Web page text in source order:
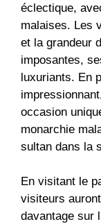
éclectique,
malaises. Les
et la grandeur
imposantes,
luxuriants. En
occasion
monarchie
sultan dans la
En visitant le
visiteurs
davantage sur